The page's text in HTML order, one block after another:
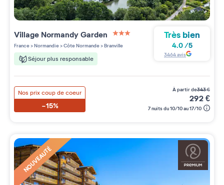
Village Normandy Garden
3 étoiles sur 5
France>Normandie>Côte Normande>Branville
Séjour plus responsable
Très bien
4.0/5
3464avis
Nos prix coup de coeur
-15%
à partir de343€
292€
7 nuits du 10/10 au 17/10
NOUVEAUTÉ